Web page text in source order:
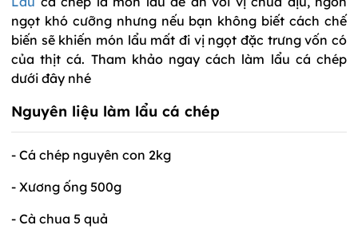
ngọt khó cưỡng nhưng nếu bạn không biết cách chế
biến sẽ khiến món lẩu mất đi vị ngọt đặc trưng vốn có
của thịt cá. Tham khảo ngay cách làm lẩu cá chép
dưới đây nhé
Nguyên liệu làm lẩu cá chép
- Cá chép nguyên con 2kg
- Xương ống 500g
- Cà chua 5 quả